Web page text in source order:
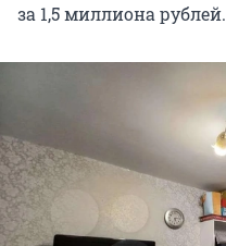
за 1,5 миллиона рублей.